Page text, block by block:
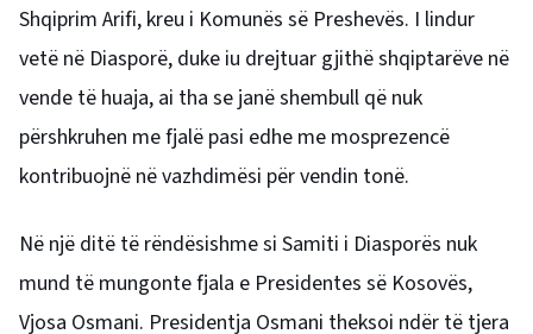
Shqiprim Arifi, kreu i Komunës së Preshevës. I lindur
vetë në Diasporë, duke iu drejtuar gjithë shqiptarëve në
vende të huaja, ai tha se janë shembull që nuk
përshkruhen me fjalë pasi edhe me mosprezencë
kontribuojnë në vazhdimësi për vendin tonë.
Në një ditë të rëndësishme si Samiti i Diasporës nuk
mund të mungonte fjala e Presidentes së Kosovës,
Vjosa Osmani. Presidentja Osmani theksoi ndër të tjera